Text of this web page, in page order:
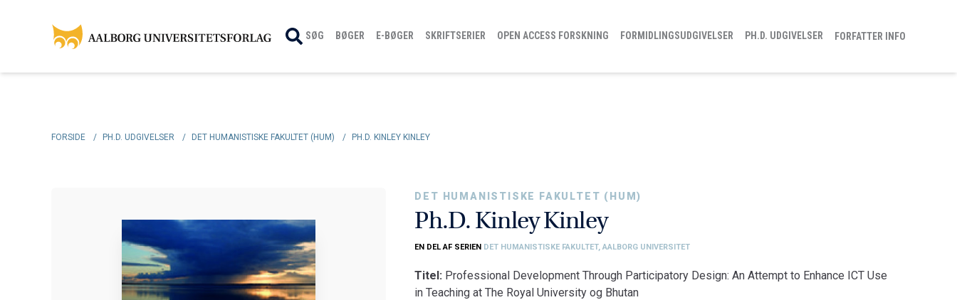
SØG BØGER E-BØGER SKRIFTSERIER OPEN ACCESS FORSKNING FORMIDLINGSUDGIVELSER PH.D. UDGIVELSER FORFATTER INFO
FORSIDE / PH.D. UDGIVELSER / DET HUMANISTISKE FAKULTET (HUM) / PH.D. KINLEY KINLEY
DET HUMANISTISKE FAKULTET (HUM)
Ph.D. Kinley Kinley
EN DEL AF SERIEN DET HUMANISTISKE FAKULTET, AALBORG UNIVERSITET
Titel: Professional Development Through Participatory Design: An Attempt to Enhance ICT Use
in Teaching at The Royal University og Bhutan